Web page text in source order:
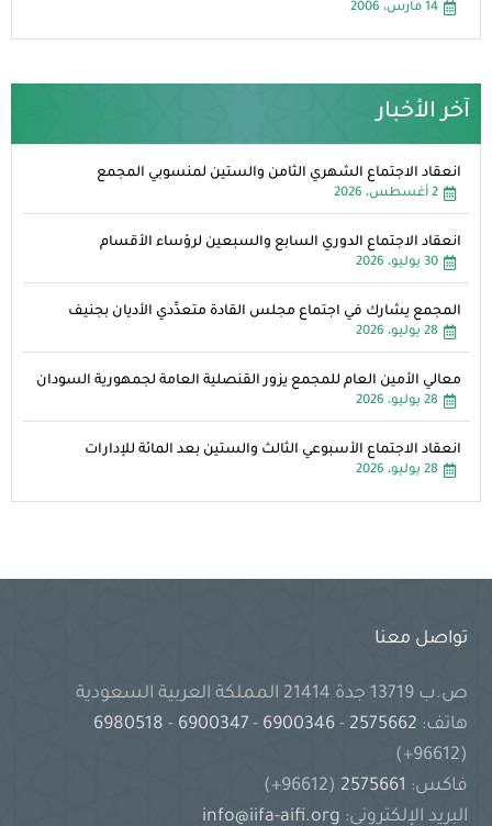
14 مارس، 2006
آخر الأخبار
انعقاد الاجتماع الشهري الثامن والستين لمنسوبي المجمع
2 أغسطس، 2026
انعقاد الاجتماع الدوري السابع والسبعين لرؤساء الأقسام
30 يوليو، 2026
المجمع يشارك في اجتماع مجلس القادة متعدِّدي الأديان بجنيف
28 يوليو، 2026
معالي الأمين العام للمجمع يزور القنصلية العامة لجمهورية السودان
28 يوليو، 2026
انعقاد الاجتماع الأسبوعي الثالث والستين بعد المائة للإدارات
28 يوليو، 2026
تواصل معنا
ص.ب 13719 جدة 21414 المملكة العربية السعودية
هاتف:
-
6900346
-
6900347
-
(96612+)
فاكس:
(96612+)
البريد الإلكتروني: info@iifa-aifi.org